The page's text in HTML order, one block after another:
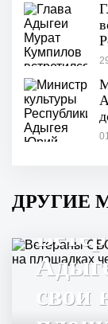
ДРУГИЕ
свои